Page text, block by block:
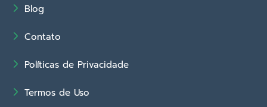
Blog
Contato
Políticas de Privacidade
Termos de Uso